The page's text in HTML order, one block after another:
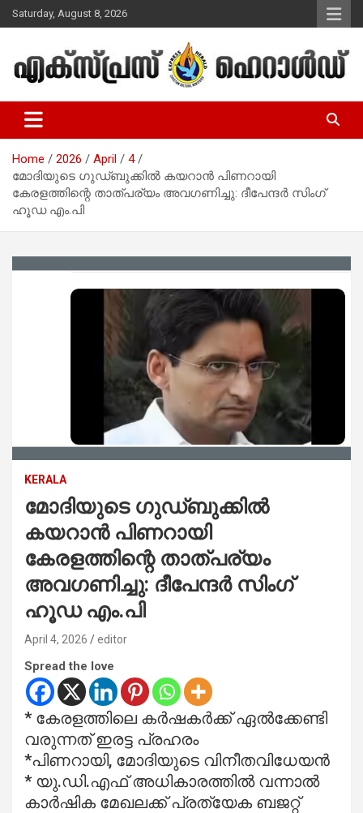
Skip
to
Saturday, August 8, 2026
Express Herald – Malayalam
Christian News
Home 2026 April
4
മോദിയുടെ ഗുഡ്ബുക്കില്‍ കയറാന്‍ പിണറായി
കേരളത്തിന്റെ താത്പര്യം അവഗണിച്ചു: ദീപേന്ദര്‍ സിംഗ്
ഹൂഡ എം.പി
KERALA
മോദിയുടെ ഗുഡ്ബുക്കില്‍
കയറാന്‍ പിണറായി
കേരളത്തിന്റെ താത്പര്യം
അവഗണിച്ചു: ദീപേന്ദര്‍ സിംഗ്
ഹൂഡ എം.പി
April 4, 2026 editor
Spread the love
* കേരളത്തിലെ കര്‍ഷകര്‍ക്ക് ഏല്‍ക്കേണ്ടി
വരുന്നത് ഇരട്ട പ്രഹരം
*പിണറായി, മോദിയുടെ വിനീതവിധേയന്‍
* യു.ഡി.എഫ് അധികാരത്തില്‍ വന്നാല്‍
കാര്‍ഷിക മേഖലക്ക് പ്രത്യേക ബജറ്റ്